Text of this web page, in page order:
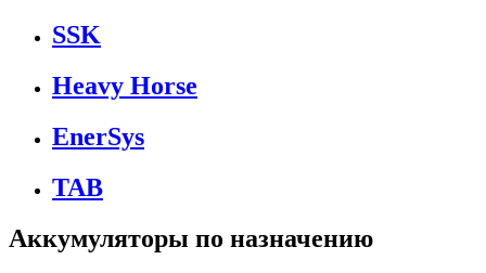
SSK
Heavy Horse
EnerSys
TAB
Аккумуляторы по назначению